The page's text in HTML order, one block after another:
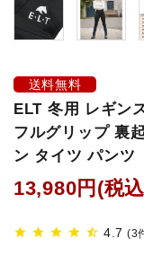
乗馬ウェア・
鐙(あぶみ)・
ゼッケン・パ
頭絡・手綱・
送料無料
ELT 冬用 レギン
フルグリップ 裏
ン タイツ パンツ
13,980円(税
star star star star star_half 4.7 (3